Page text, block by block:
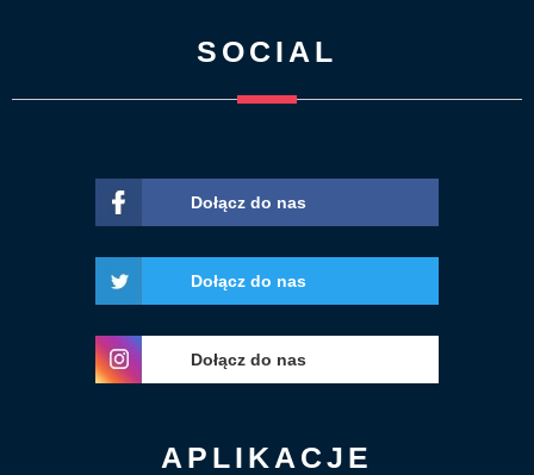
SOCIAL
Dołącz do nas
Dołącz do nas
Dołącz do nas
APLIKACJE